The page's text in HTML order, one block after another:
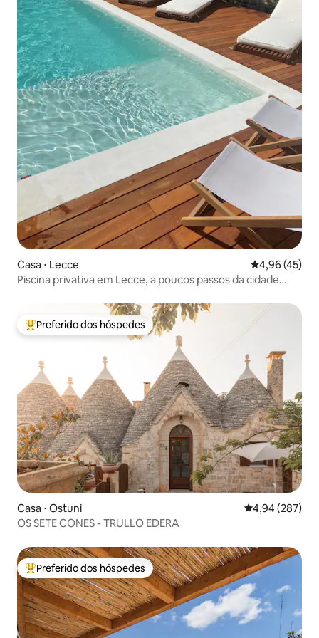
Casa ⋅ Lecce 4,96 de uma
4,96 (45)
Piscina privativa em Lecce, a poucos passos da cidade
Entre os melhores preferidos dos hóspedes
Preferido dos hóspedes
Casa ⋅ Ostuni 4,94 de uma
4,94 (287)
OS SETE CONES - TRULLO EDERA
Entre os melhores preferidos dos hóspedes
Preferido dos hóspedes